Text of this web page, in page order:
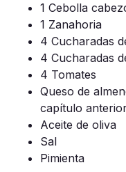
1 Cebolla
1 Zanahoria
4 Cucharadas
4 Cucharadas
4 Tomates
Queso de
capítulo
Aceite de oliva
Sal
Pimienta